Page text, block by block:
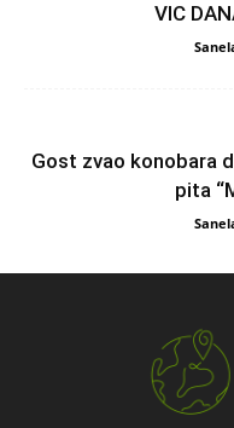
VIC
Gost zvao konobara
pita